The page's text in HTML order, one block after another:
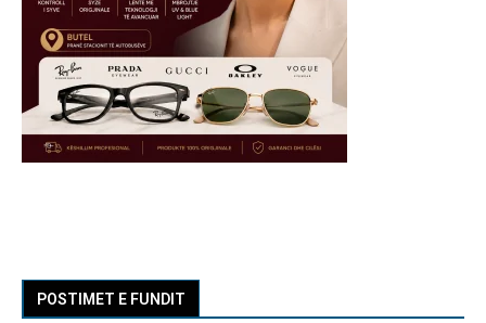
POSTIMET E FUNDIT